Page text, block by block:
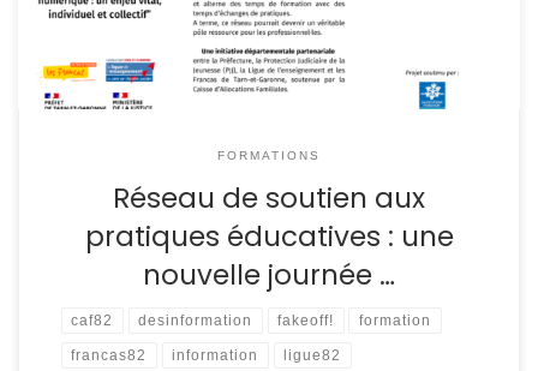
10 : « Bien s’informer à […]
FORMATIONS
Réseau de soutien aux
pratiques éducatives : une
nouvelle journée …
caf82 desinformation fakeoff! formation
francas82 information ligue82